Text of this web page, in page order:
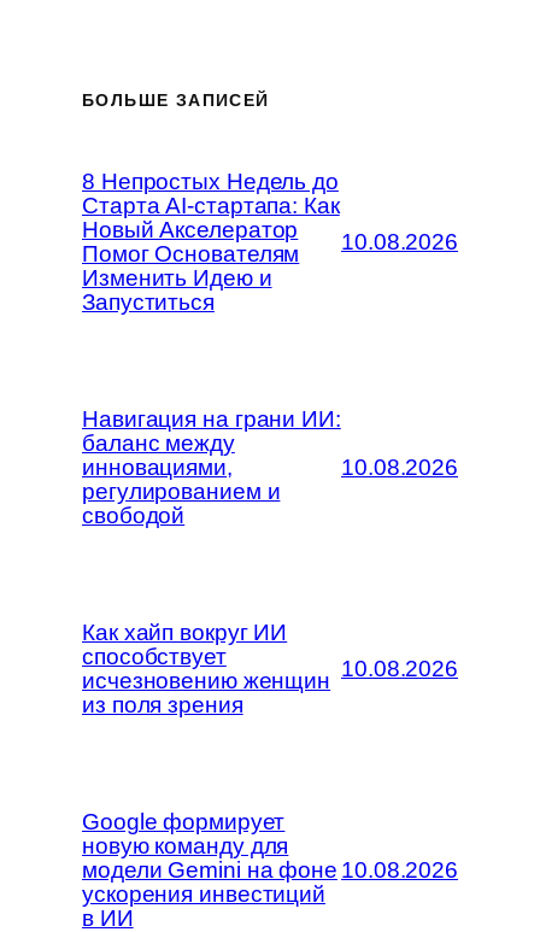
БОЛЬШЕ ЗАПИСЕЙ
8 Непростых Недель до
Старта AI-стартапа: Как
Новый Акселератор
Помог Основателям
Изменить Идею и
Запуститься
10.08.2026
Навигация на грани ИИ:
баланс между
инновациями,
регулированием и
свободой
10.08.2026
Как хайп вокруг ИИ
способствует
исчезновению женщин
из поля зрения
10.08.2026
Google формирует
новую команду для
модели Gemini на фоне
ускорения инвестиций
в ИИ
10.08.2026